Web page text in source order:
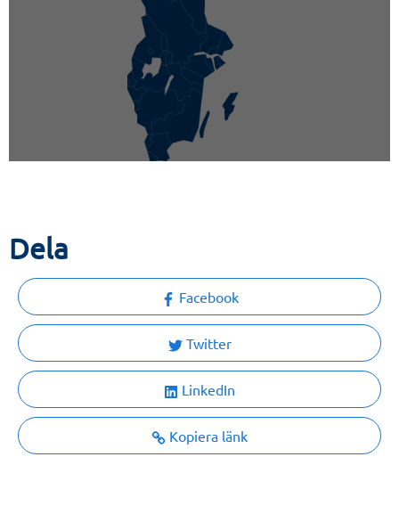
Dela
Facebook
Twitter
LinkedIn
Kopiera länk